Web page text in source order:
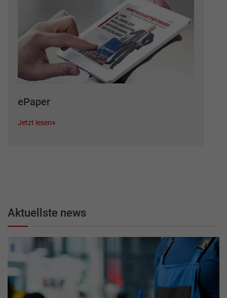
ePaper
Jetzt lesen
Aktuellste news